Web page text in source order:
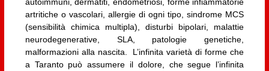
artritiche o vascolari, allergie di ogni tipo, sindrome MCS
(sensibilità chimica multipla), disturbi bipolari, malattie
neurodegenerative, SLA, patologie genetiche,
malformazioni alla nascita. L’infinita varietà di forme che
a Taranto può assumere il dolore, che segue l’infinita